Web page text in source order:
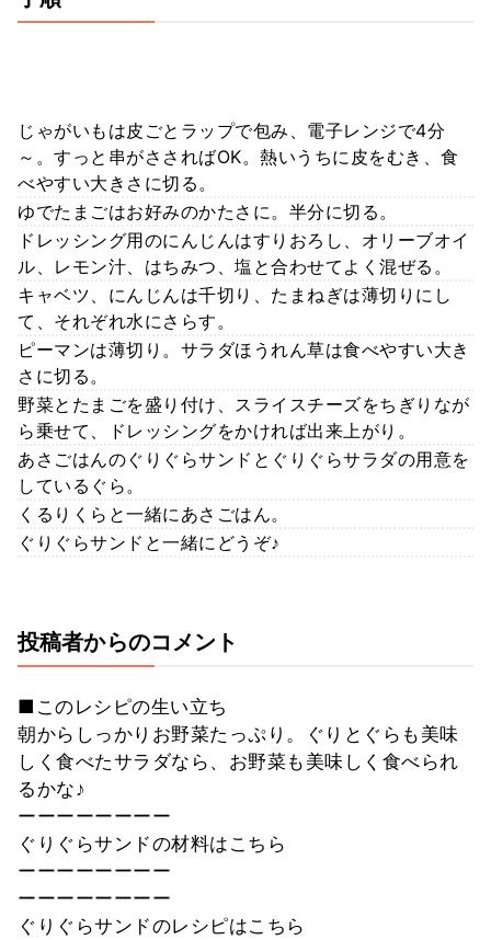
じゃがいもは皮ごとラップで包み、電子レンジで4分
～。すっと串がささればOK。熱いうちに皮をむき、食
べやすい大きさに切る。
ゆでたまごはお好みのかたさに。半分に切る。
ドレッシング用のにんじんはすりおろし、オリーブオイ
ル、レモン汁、はちみつ、塩と合わせてよく混ぜる。
キャベツ、にんじんは千切り、たまねぎは薄切りにし
て、それぞれ水にさらす。
ピーマンは薄切り。サラダほうれん草は食べやすい大き
さに切る。
野菜とたまごを盛り付け、スライスチーズをちぎりなが
ら乗せて、ドレッシングをかければ出来上がり。
あさごはんのぐりぐらサンドとぐりぐらサラダの用意を
しているぐら。
くるりくらと一緒にあさごはん。
ぐりぐらサンドと一緒にどうぞ♪
投稿者からのコメント
■このレシピの生い立ち
朝からしっかりお野菜たっぷり。ぐりとぐらも美味
しく食べたサラダなら、お野菜も美味しく食べられ
るかな♪
ーーーーーーーー
ぐりぐらサンドの材料はこちら
ーーーーーーーー
ーーーーーーーー
ぐりぐらサンドのレシピはこちら